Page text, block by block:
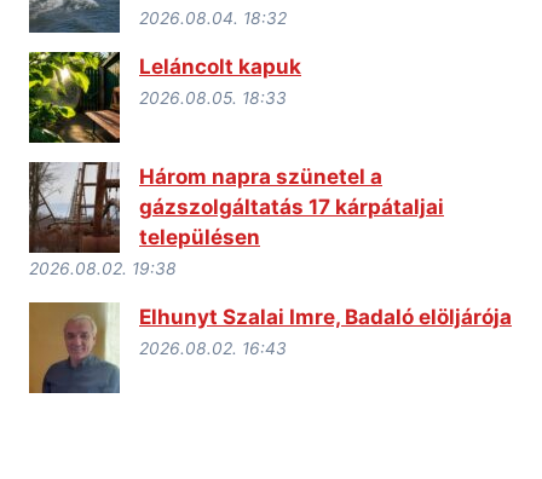
2026.08.04. 18:32
Leláncolt kapuk
2026.08.05. 18:33
Három napra szünetel a
gázszolgáltatás 17 kárpátaljai
településen
2026.08.02. 19:38
Elhunyt Szalai Imre, Badaló elöljárója
2026.08.02. 16:43